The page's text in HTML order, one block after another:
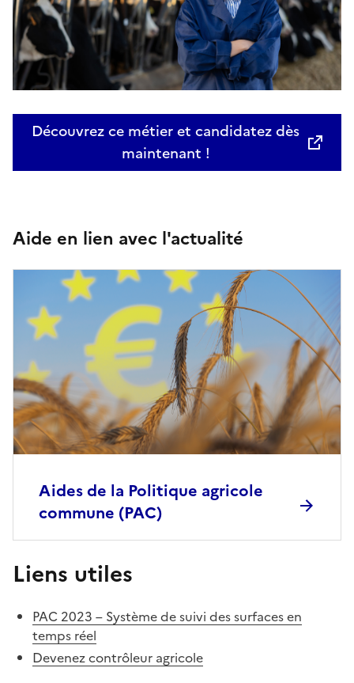
Découvrez ce métier et candidatez dès
maintenant !
Aide en lien avec l'actualité
Aides de la Politique agricole
commune (PAC)
Liens utiles
PAC 2023 – Système de suivi des surfaces en
temps réel
Devenez contrôleur agricole